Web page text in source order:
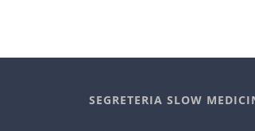
SEGRETERIA SLOW